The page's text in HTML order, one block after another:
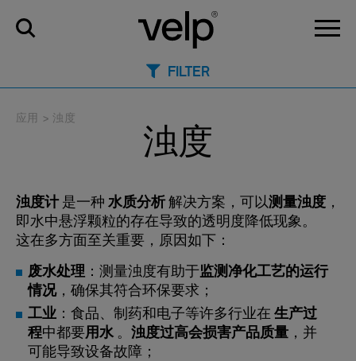
应用 > 浊度
浊度
FILTER
浊度计 是一种 水质分析 解决方案，可以测量浊度 ，
即水中悬浮颗粒的存在导致的透明度降低现象。
这在多方面至关重要，原因如下：
废水处理 ：测量浊度有助于监测净化工艺的运行
情况，确保其符合环保要求；
工业 ：食品、制药和电子等许多行业在 生产过
程中都要用水 。 浊度过高会损害产品质量 ，并
可能导致设备故障；